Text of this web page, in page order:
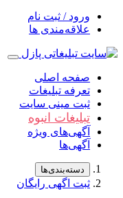
ورود / ثبت نام
علاقه‌مندی ها
صفحه اصلی
تعرفه تبلیغات
ثبت مینی سایت
تبلیغات انبوه
آگهی‌های ویژه
آگهی‌ها
دسته‌بندی‌ها
ثبت اگهی رایگان